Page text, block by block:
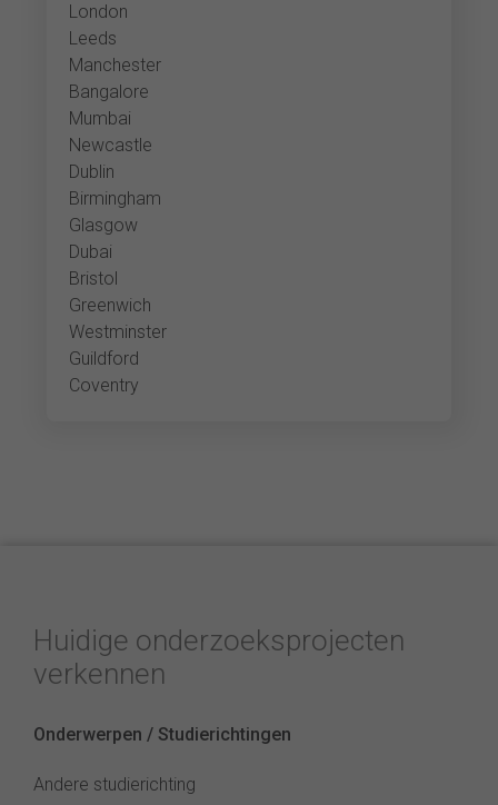
London
Leeds
Manchester
Bangalore
Mumbai
Newcastle
Dublin
Birmingham
Glasgow
Dubai
Bristol
Greenwich
Westminster
Guildford
Coventry
Huidige onderzoeksprojecten
verkennen
Onderwerpen / Studierichtingen
Andere studierichting